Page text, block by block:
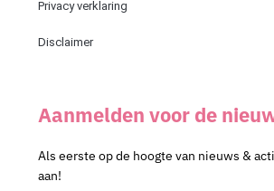
Privacy verklaring
Disclaimer
Aanmelden voor de
Als eerste op de hoogte van nieuws &
aan!